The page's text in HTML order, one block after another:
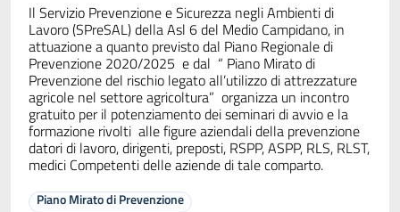
Il Servizio Prevenzione e Sicurezza negli Ambienti di
Lavoro (SPreSAL) della Asl 6 del Medio Campidano, in
attuazione a quanto previsto dal Piano Regionale di
Prevenzione 2020/2025 e dal “ Piano Mirato di
Prevenzione del rischio legato all’utilizzo di attrezzature
agricole nel settore agricoltura” organizza un incontro
gratuito per il potenziamento dei seminari di avvio e la
formazione rivolti alle figure aziendali della prevenzione
datori di lavoro, dirigenti, preposti, RSPP, ASPP, RLS, RLST,
medici Competenti delle aziende di tale comparto.
Piano Mirato di Prevenzione